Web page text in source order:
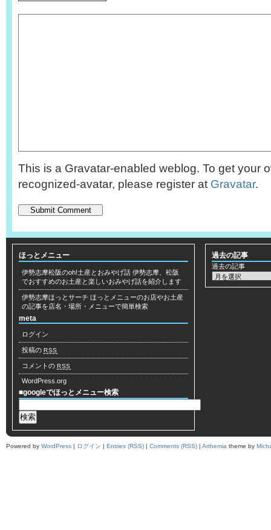
This is a Gravatar-enabled weblog. To get your
recognized-avatar, please register at Gravatar.
ほっとメニュー
伊勢志摩松阪のoh!土産とおみやげ話 伊勢志摩、松阪
でおすすめのお土産と楽しいおみやげ話を紹介します
伊勢志摩ほっとサーチ ほっとメニューのお店やお土産
の記事を店名・場所・メニューで簡単検索
meta
ログイン
投稿の RSS
コメントの RSS
WordPress.org
■googleでほっとメニュー検索
過去の記事
過去の記事
Powered by WordPress | ログイン | Entries (RSS) | Comments (RSS) | Arthemia theme by